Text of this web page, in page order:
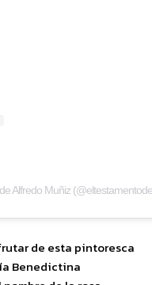
Alfredo Muñiz
de esta pintoresca
Benedictina